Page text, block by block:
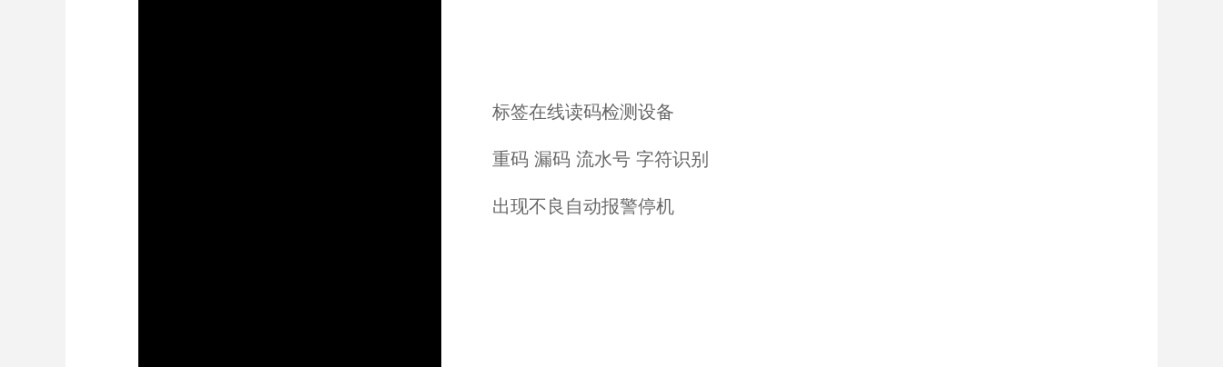
标签在线读码检测设备
重码 漏码 流水号 字符识别
出现不良自动报警停机